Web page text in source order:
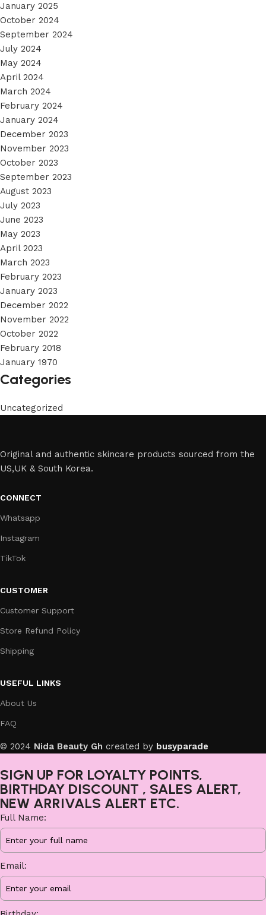
January 2025
October 2024
September 2024
July 2024
May 2024
April 2024
March 2024
February 2024
January 2024
December 2023
November 2023
October 2023
September 2023
August 2023
July 2023
June 2023
May 2023
April 2023
March 2023
February 2023
January 2023
December 2022
November 2022
October 2022
February 2018
January 1970
Categories
Uncategorized
Original and authentic skincare products sourced from the
US,UK & South Korea.
CONNECT
Whatsapp
Instagram
TikTok
CUSTOMER
Customer Support
Store Refund Policy
Shipping
USEFUL LINKS
About Us
FAQ
© 2024 Nida Beauty Gh created by busyparade
SIGN UP FOR LOYALTY POINTS,
BIRTHDAY DISCOUNT , SALES ALERT,
NEW ARRIVALS ALERT ETC.
Full Name:
Email: